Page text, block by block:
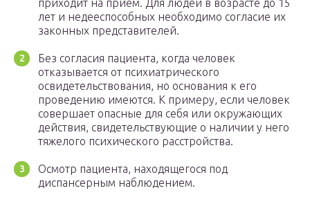
приходит на прием. Для людей в возрасте до 15
лет и недееспособных необходимо согласие их
законных представителей.
Без согласия пациента, когда человек
отказывается от психиатрического
освидетельствования, но основания к его
проведению имеются. К примеру, если человек
совершает опасные для себя или окружающих
действия, свидетельствующие о наличии у него
тяжелого психического расстройства.
Осмотр пациента, находящегося под
диспансерным наблюдением.